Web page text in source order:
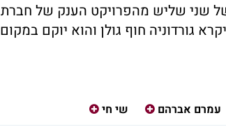
שני שליש מהפרויקט הענק של חברת
גורדוניה חוף גולן והוא יוקם במקום
עמרם אברהם שי חי